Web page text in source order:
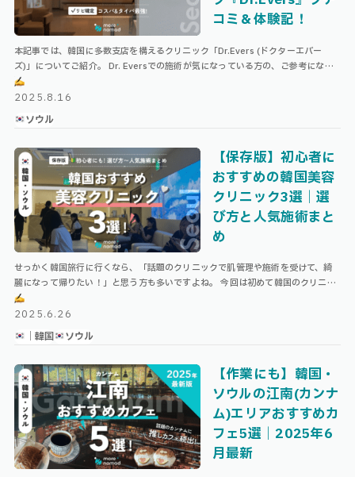
コミ＆体験記！
本記事では、韓国に多数支店を構えるクリニック「Dr.Evers (ドクターエバー
ズ)」についてご紹介。 Dr. Eversでの施術が気になっている方の、ご参考になれ
ば幸いです！ \ 韓国旅のコンプリートリスト …
2025.8.16
ソウル
【保存版】初心者に
おすすめの韓国美容
クリニック3選｜選
び方と人気施術まと
め
せっかく韓国旅行に行くなら、「話題のクリニックで肌管理や施術を受けて、綺
麗になって帰りたい！」と思う方も多いですよね。 今回は初めて韓国のクリニッ
クで美容施術を受けようと思っている方に向けて、これまで韓国で色々なクリニ
ッ …
2025.6.26
｜韓国
ソウル
【作業にも】韓国・
ソウルの江南(カンナ
ム)エリアおすすめカ
フェ5選｜2025年6
月最新